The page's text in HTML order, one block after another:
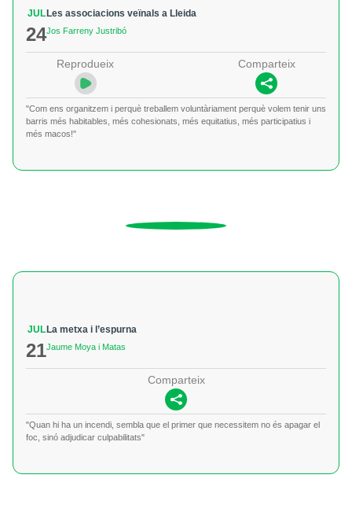
JUL
24
Les associacions veïnals a Lleida
Jos Farreny Justribó
Reprodueix Comparteix
"Com ens organitzem i perquè treballem voluntàriament perquè volem tenir uns
barris més habitables, més cohesionats, més equitatius, més participatius i
més macos!"
JUL
21
La metxa i l’espurna
Jaume Moya i Matas
Comparteix
"Quan hi ha un incendi, sembla que el primer que necessitem no és apagar el
foc, sinó adjudicar culpabilitats"